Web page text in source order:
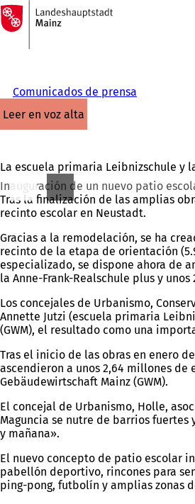
Saltar al contenido
A
la
página
Comunicados de prensa
leer en voz alta
La escuela primaria Leibnizschule y
Inauguración de un nuevo patio
Tras la finalización de las amplias
recinto escolar en Neustadt.
Gracias a la remodelación, se ha
recinto de la etapa de orientación
especializado, se dispone ahora de
la Anne-Frank-Realschule plus y
Los concejales de Urbanismo,
Annette Jutzi (escuela primaria
(GWM), el resultado como una
Tras el inicio de las obras en enero
ascendieron a unos 2,64 millones
Gebäudewirtschaft Mainz (GWM).
El concejal de Urbanismo, Holle,
Maguncia se nutre de barrios
y mañana».
El nuevo concepto de patio escolar
pabellón deportivo, rincones para
ping-pong, futbolín y amplias zonas